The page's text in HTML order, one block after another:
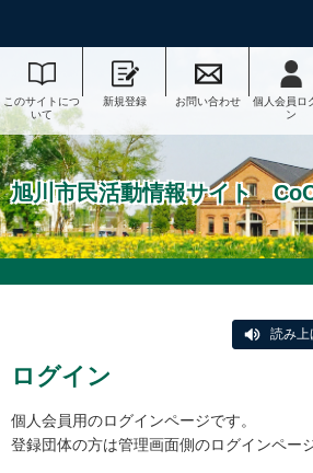
このサイトにつ
いて
新規登録 お問い合わせ
個人会員ロ
ン
旭川市民活動情報サイト
読み上
ログイン
個人会員用のログインページです。
登録団体の方は管理画面側のログインペー